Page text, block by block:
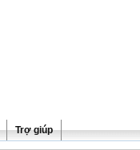
Trợ giúp